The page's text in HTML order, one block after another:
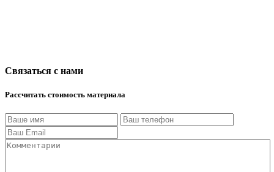
Связаться с нами
Рассчитать стоимость материала